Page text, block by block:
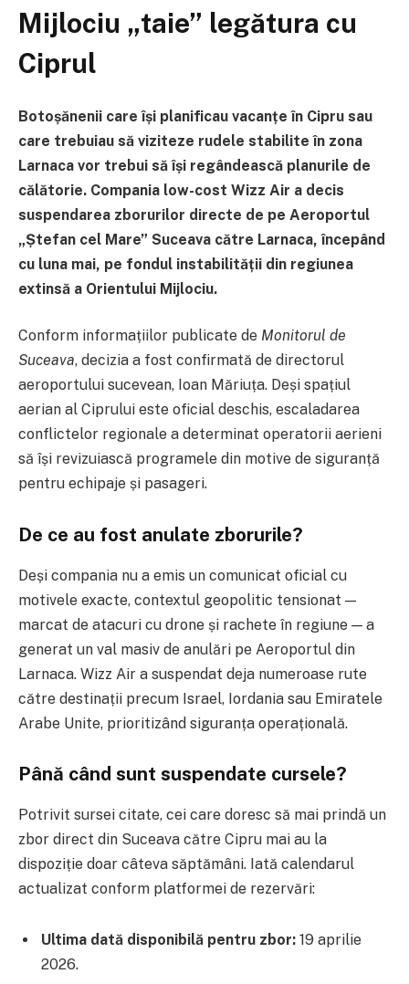
Mijlociu „taie” legătura cu
Ciprul
Botoșănenii care își planificau vacanțe în Cipru sau
care trebuiau să viziteze rudele stabilite în zona
Larnaca vor trebui să își regândească planurile de
călătorie. Compania low-cost Wizz Air a decis
suspendarea zborurilor directe de pe Aeroportul
„Ștefan cel Mare” Suceava către Larnaca, începând
cu luna mai, pe fondul instabilității din regiunea
extinsă a Orientului Mijlociu.
Conform informațiilor publicate de Monitorul de
Suceava, decizia a fost confirmată de directorul
aeroportului sucevean, Ioan Măriuța. Deși spațiul
aerian al Ciprului este oficial deschis, escaladarea
conflictelor regionale a determinat operatorii aerieni
să își revizuiască programele din motive de siguranță
pentru echipaje și pasageri.
De ce au fost anulate zborurile?
Deși compania nu a emis un comunicat oficial cu
motivele exacte, contextul geopolitic tensionat —
marcat de atacuri cu drone și rachete în regiune — a
generat un val masiv de anulări pe Aeroportul din
Larnaca. Wizz Air a suspendat deja numeroase rute
către destinații precum Israel, Iordania sau Emiratele
Arabe Unite, prioritizând siguranța operațională.
Până când sunt suspendate cursele?
Potrivit sursei citate, cei care doresc să mai prindă un
zbor direct din Suceava către Cipru mai au la
dispoziție doar câteva săptămâni. Iată calendarul
actualizat conform platformei de rezervări:
Ultima dată disponibilă pentru zbor: 19 aprilie
2026.